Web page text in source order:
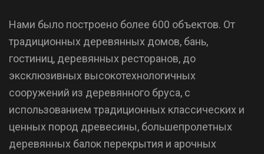
Нами было построено более 600 объектов. От
традиционных деревянных домов, бань,
гостиниц, деревянных ресторанов, до
эксклюзивных высокотехнологичных
сооружений из деревянного бруса, с
использованием традиционных классических и
ценных пород древесины, большепролетных
деревянных балок перекрытия и арочных